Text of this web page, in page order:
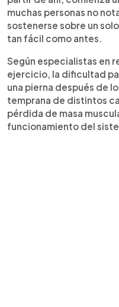
muchas personas no
sostenerse sobre un
tan fácil como antes.
Según especialistas en
ejercicio, la dificultad
una pierna después de
temprana de distintos
pérdida de masa
funcionamiento del